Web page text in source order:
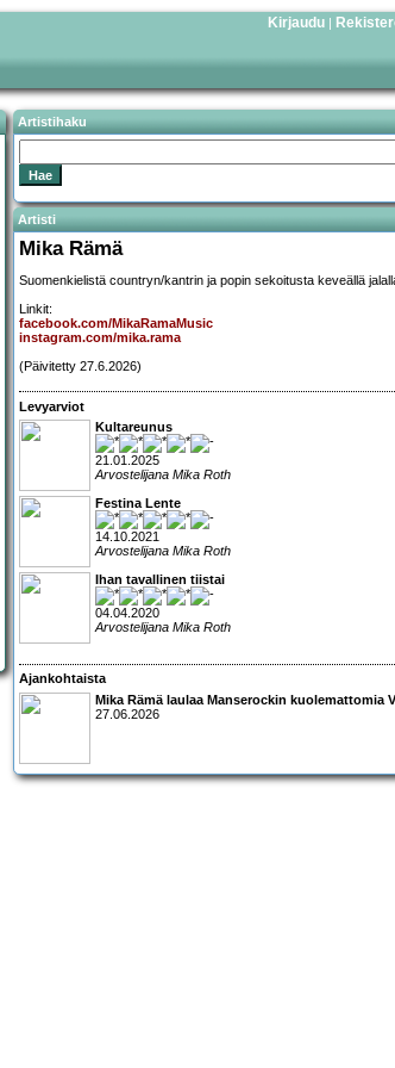
Kirjaudu |
Artistihaku
Artisti
Mika Rämä
Suomenkielistä countryn/kantrin ja popin sekoitusta keveällä
Linkit:
facebook.com/MikaRamaMusic
instagram.com/mika.rama
(Päivitetty 27.6.2026)
Levyarviot
Kultareunus
21.01.2025
Arvostelijana Mika Roth
Festina Lente
14.10.2021
Arvostelijana Mika Roth
Ihan tavallinen tiistai
04.04.2020
Arvostelijana Mika Roth
Ajankohtaista
Mika Rämä laulaa Manserockin kuolemattomia
27.06.2026